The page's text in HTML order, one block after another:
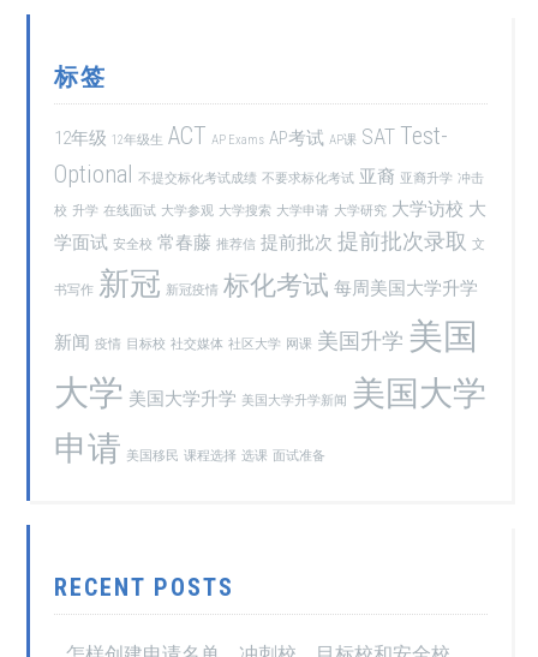
标签
12年级 12年级生 ACT AP Exams AP考试 AP课 SAT Test-
Optional 不提交标化考试成绩 不要求标化考试 亚裔 亚裔升学 冲击
校 升学 在线面试 大学参观 大学搜索 大学申请 大学研究 大学访校 大
学面试 安全校 常春藤 推荐信 提前批次 提前批次录取 文
书写作 新冠 新冠疫情 标化考试 每周美国大学升学
新闻 疫情 目标校 社交媒体 社区大学 网课 美国升学 美国
大学 美国大学升学 美国大学升学新闻 美国大学
申请 美国移民 课程选择 选课 面试准备
RECENT POSTS